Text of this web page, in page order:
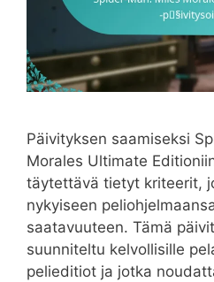
Päivityksen saamiseksi
Morales Ultimate
täytettävä tietyt kriteerit,
nykyiseen
saatavuuteen. Tämä
suunniteltu kelvollisille
pelieditiot ja jotka